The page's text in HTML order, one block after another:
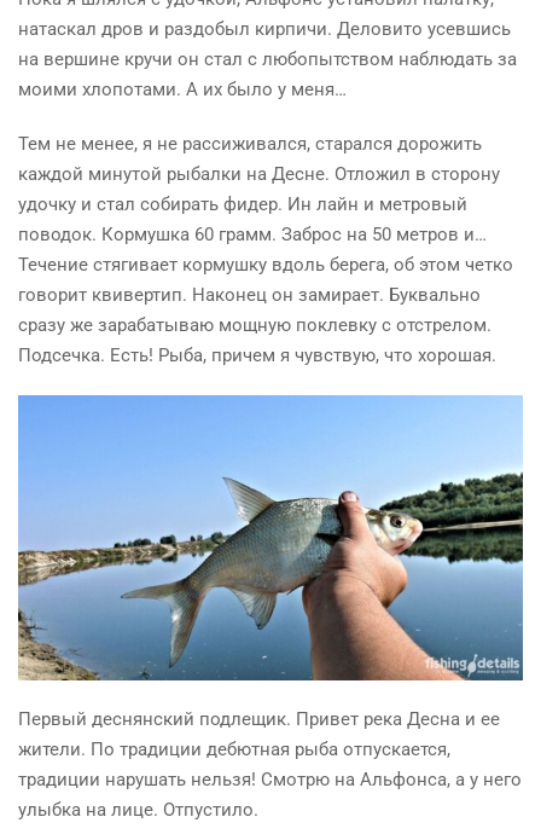
натаскал дров и раздобыл кирпичи. Деловито усевшись
на вершине кручи он стал с любопытством наблюдать за
моими хлопотами. А их было у меня…
Тем не менее, я не рассиживался, старался дорожить
каждой минутой рыбалки на Десне. Отложил в сторону
удочку и стал собирать фидер. Ин лайн и метровый
поводок. Кормушка 60 грамм. Заброс на 50 метров и…
Течение стягивает кормушку вдоль берега, об этом четко
говорит квивертип. Наконец он замирает. Буквально
сразу же зарабатываю мощную поклевку с отстрелом.
Подсечка. Есть! Рыба, причем я чувствую, что хорошая.
Первый деснянский подлещик. Привет река Десна и ее
жители. По традиции дебютная рыба отпускается,
традиции нарушать нельзя! Смотрю на Альфонса, а у него
улыбка на лице. Отпустило.